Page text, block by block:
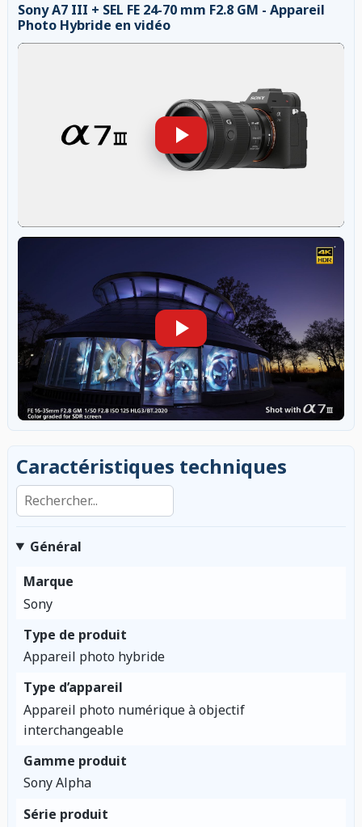
Sony A7 III + SEL FE 24-70 mm F2.8 GM - Appareil
Photo Hybride en vidéo
Caractéristiques techniques
Rechercher dans les caractéristiques
Général
Marque
Sony
Type de produit
Appareil photo hybride
Type d’appareil
Appareil photo numérique à objectif
interchangeable
Gamme produit
Sony Alpha
Série produit